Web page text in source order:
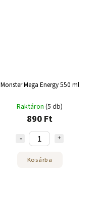
Monster Mega Energy 550 ml
Raktáron (5 db)
890 Ft
Kosárba